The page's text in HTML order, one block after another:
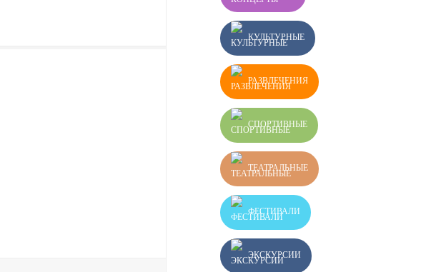
КУЛЬТУРНЫЕ
РАЗВЛЕЧЕНИЯ
СПОРТИВНЫЕ
ТЕАТРАЛЬНЫЕ
ФЕСТИВАЛИ
ЭКСКУРСИИ